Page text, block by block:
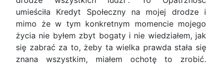
umieściła Kredyt Społeczny na mojej drodze i
mimo że w tym konkretnym momencie mojego
życia nie byłem zbyt bogaty i nie wiedziałem, jak
się zabrać za to, żeby ta wielka prawda stała się
znana wszystkim, miałem ochotę to zrobić.